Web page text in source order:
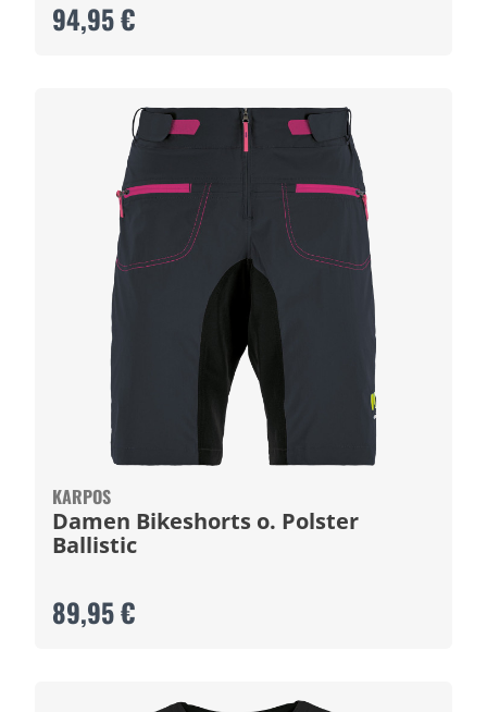
94,95 €
KARPOS
Damen Bikeshorts o. Polster
Ballistic
89,95 €